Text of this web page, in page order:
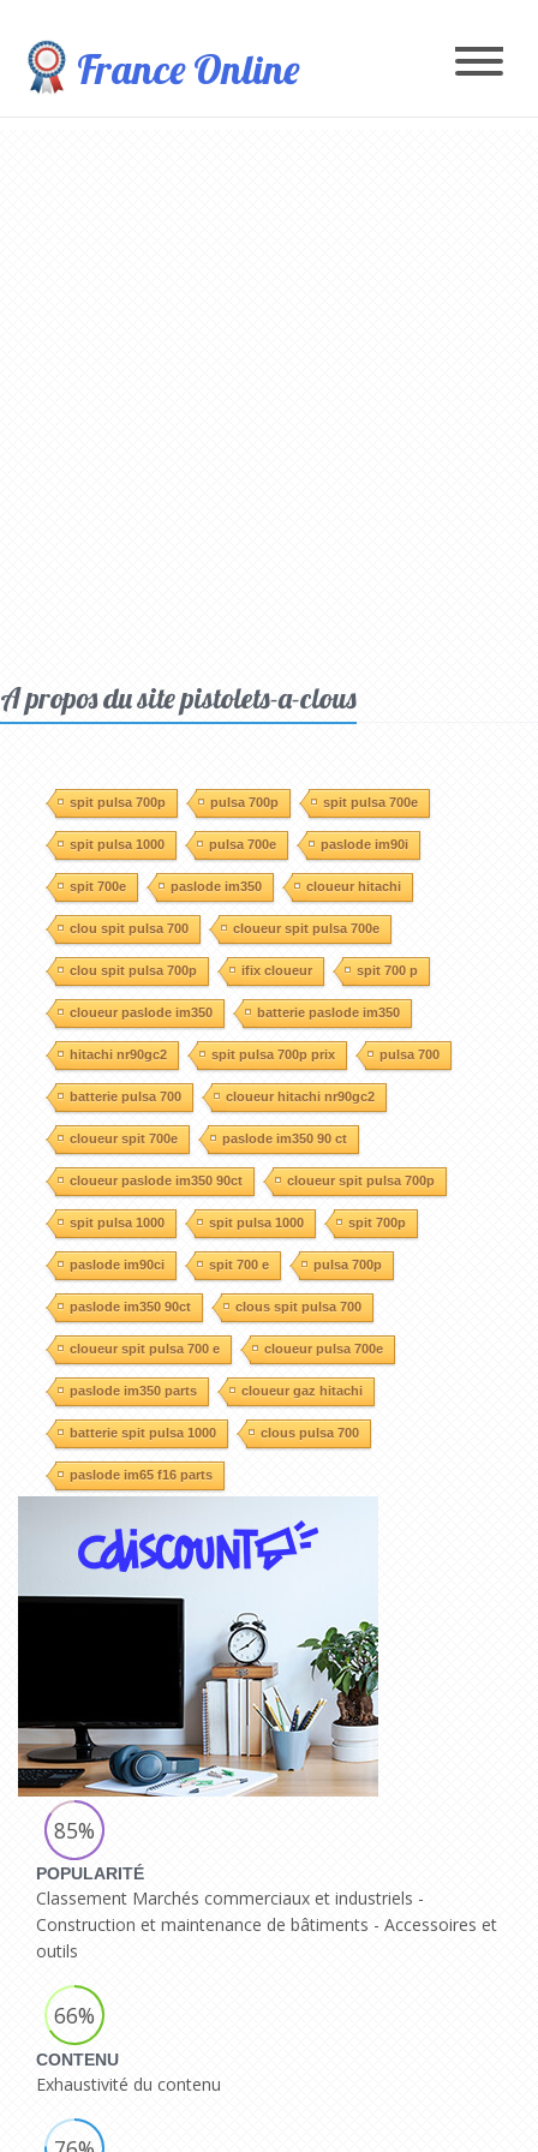
France Online
A propos du site pistolets-a-clous
spit pulsa 700p pulsa 700p spit pulsa 700e
spit pulsa 1000 pulsa 700e paslode im90i
spit 700e paslode im350 cloueur hitachi
clou spit pulsa 700 cloueur spit pulsa 700e
clou spit pulsa 700p ifix cloueur spit 700 p
cloueur paslode im350 batterie paslode im350
hitachi nr90gc2 spit pulsa 700p prix pulsa 700
batterie pulsa 700 cloueur hitachi nr90gc2
cloueur spit 700e paslode im350 90 ct
cloueur paslode im350 90ct cloueur spit pulsa 700p
spit pulsa 1000 spit pulsa 1000 spit 700p
paslode im90ci spit 700 e pulsa 700p
paslode im350 90ct clous spit pulsa 700
cloueur spit pulsa 700 e cloueur pulsa 700e
paslode im350 parts cloueur gaz hitachi
batterie spit pulsa 1000 clous pulsa 700
paslode im65 f16 parts
85%
POPULARITÉ
Classement Marchés commerciaux et industriels -
Construction et maintenance de bâtiments - Accessoires et
outils
66%
CONTENU
Exhaustivité du contenu